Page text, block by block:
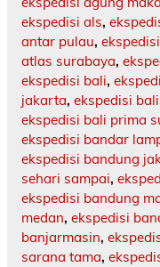
ekspedisi als,
antar pulau,
atlas surabaya,
ekspedisi bali,
jakarta, ekspedisi
ekspedisi bali prima
ekspedisi bandar
ekspedisi bandung
sehari sampai,
ekspedisi bandung
medan, ekspedisi
banjarmasin,
sarana tama,